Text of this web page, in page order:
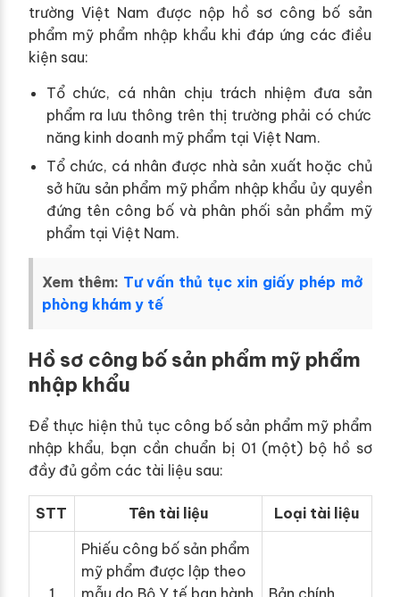
trường Việt Nam được nộp hồ sơ công bố sản
phẩm mỹ phẩm nhập khẩu khi đáp ứng các điều
kiện sau:
Tổ chức, cá nhân chịu trách nhiệm đưa sản
phẩm ra lưu thông trên thị trường phải có chức
năng kinh doanh mỹ phẩm tại Việt Nam.
Tổ chức, cá nhân được nhà sản xuất hoặc chủ
sở hữu sản phẩm mỹ phẩm nhập khẩu ủy quyền
đứng tên công bố và phân phối sản phẩm mỹ
phẩm tại Việt Nam.
Xem thêm: Tư vấn thủ tục xin giấy phép mở
phòng khám y tế
Hồ sơ công bố sản phẩm mỹ phẩm
nhập khẩu
Để thực hiện thủ tục công bố sản phẩm mỹ phẩm
nhập khẩu, bạn cần chuẩn bị 01 (một) bộ hồ sơ
đầy đủ gồm các tài liệu sau:
STT Tên tài liệu Loại tài liệu
Phiếu công bố sản phẩm
mỹ phẩm được lập theo